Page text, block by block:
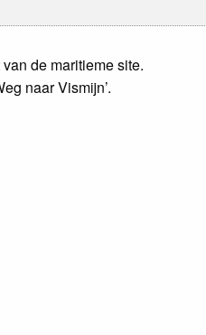
de maritieme site.
naar Vismijn’.